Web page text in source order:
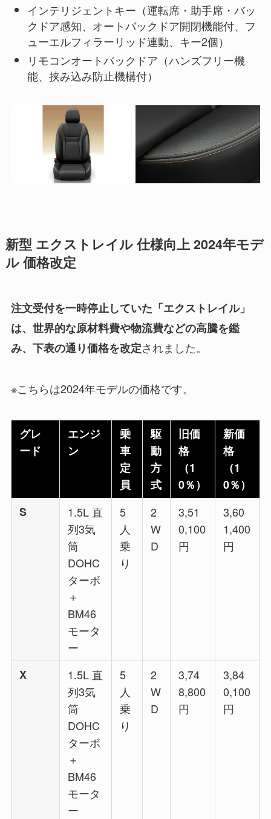
インテリジェントキー（運転席・助手席・バッ
クドア感知、オートバックドア開閉機能付、フ
ューエルフィラーリッド連動、キー2個）
リモコンオートバックドア（ハンズフリー機
能、挟み込み防止機構付）
新型 エクストレイル 仕様向上 2024年モデ
ル 価格改定
注文受付を一時停止していた「エクストレイル」
は、世界的な原材料費や物流費などの高騰を鑑
み、下表の通り価格を改定されました。
※こちらは2024年モデルの価格です。
グレ
ード
エンジ
ン
乗
車
定
員
駆
動
方
式
旧価
格
（1
0％）
新価
格
（1
0％）
S
1.5L 直
列3気
筒
DOHC
ターボ
＋
BM46
モータ
ー
5
人
乗
り
2
W
D
3,51
0,100
円
3,60
1,400
円
X
1.5L 直
列3気
筒
DOHC
ターボ
＋
BM46
モータ
ー
5
人
乗
り
2
W
D
3,74
8,800
円
3,84
0,100
円